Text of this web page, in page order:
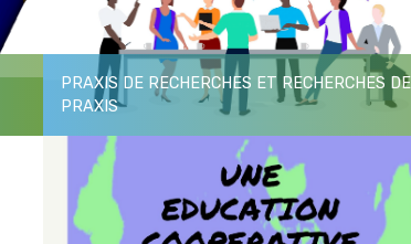
PRAXIS DE RECHERCHES ET RECHERCHES DE
PRAXIS